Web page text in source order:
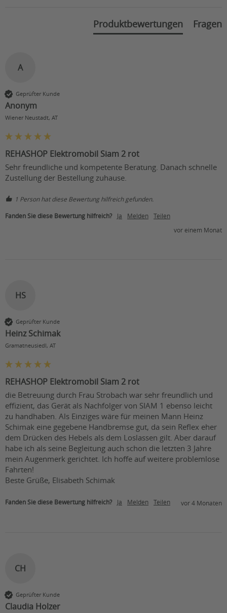
21
Durchmesser der
Hinterräder (in cm):
Bodenfreiheit ohne
Kippschutz (in cm):
Federung:
Beleuchtung:
hinten
Karosseriefarbe:
blau, rot
Produktbewertungen Fragen
A
Geprüfter Kunde
Anonym
Wiener Neustadt, AT
REHASHOP Elektromobil Siam 2 rot
Sehr freundliche und kompetente Beratung. Danach schnelle
Zustellung der Bestellung zuhause.
1 Person hat diese Bewertung hilfreich gefunden.
Fanden Sie diese Bewertung hilfreich? Ja Melden
Teilen
vor einem Monat
HS
Geprüfter Kunde
Heinz Schimak
Gramatneusiedl, AT
REHASHOP Elektromobil Siam 2 rot
die Betreuung durch Frau Strobach war sehr freundlich und
effizient, das Gerät als Nachfolger von SIAM 1 ebenso leicht
zu handhaben. Als Einziges wäre für meinen Mann Heinz
Schimak eine gegebene Handbremse gut, da sein Reflex eher
dem Drücken des Hebels als dem Loslassen gilt. Aber darauf
habe ich als seine Begleitung auch schon die letzten 3 Jahre
mein Augenmerk gerichtet. Ich hoffe auf weitere problemlose
Fahrten!
Beste Grüße, Elisabeth Schimak
Fanden Sie diese Bewertung hilfreich? Ja Melden Teilen vor 4 Monaten
CH
Geprüfter Kunde
Claudia Holzer